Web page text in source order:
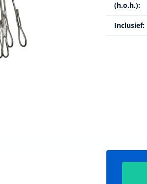
(h.o.h.):
Inclusief: